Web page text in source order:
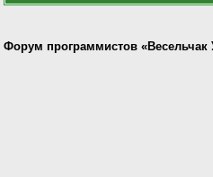
Форум программистов «Весельчак